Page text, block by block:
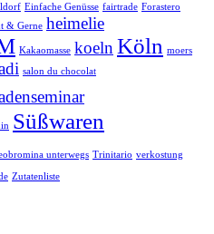
Einfache Genüsse fairtrade Forastero
& Gerne heimelie
Kakaomasse koeln Köln moers
salon du chocolat
Süßwaren
unterwegs Trinitario verkostung
Zutatenliste